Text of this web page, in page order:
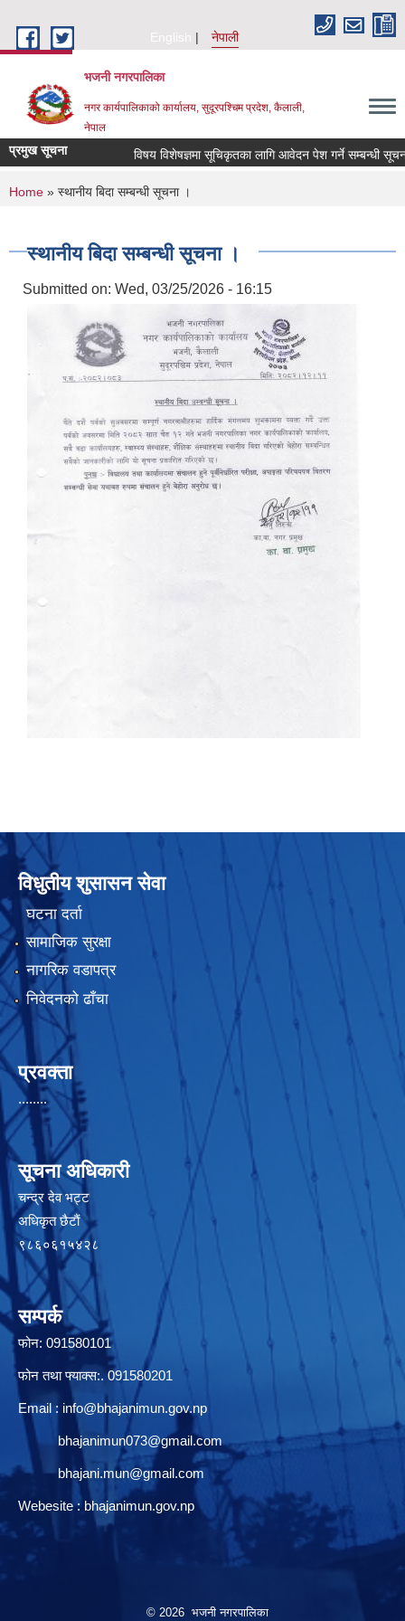
English
नेपाली
भजनी नगरपालिका
नगर कार्यपालिकाको कार्यालय, सुदूरपश्चिम प्रदेश, कैलाली,
नेपाल
प्रमुख सूचना विषय विशेषज्ञमा सूचिकृतका लागि आवेदन पेश गर्ने सम्बन्धी सूचना
You are here
Home » स्थानीय बिदा सम्बन्धी सूचना ।
स्थानीय बिदा सम्बन्धी सूचना ।
Submitted on: Wed, 03/25/2026 - 16:15
विधुतीय शुसासन सेवा
घटना दर्ता
सामाजिक सुरक्षा
नागरिक वडापत्र
निवेदनको ढाँचा
प्रवक्ता
........
सूचना अधिकारी
चन्द्र देव भट्ट
अधिकृत छैटाैं
९८६०६१५४२८
सम्पर्क
फोन: 091580101
फोन तथा फ्याक्स:. 091580201
Email : info@bhajanimun.gov.np
bhajanimun073@gmail.com
bhajani.mun@gmail.com
Webesite : bhajanimun.gov.np
© 2026 भजनी नगरपालिका